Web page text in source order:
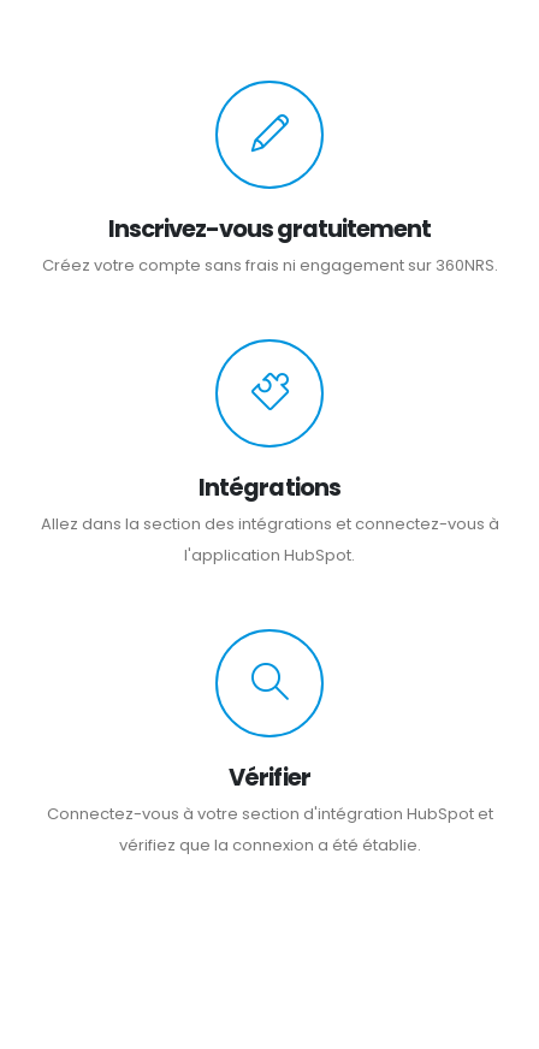
Inscrivez-vous gratuitement
Créez votre compte sans frais ni engagement sur 360NRS.
Intégrations
Allez dans la section des intégrations et connectez-vous à
l'application HubSpot.
Vérifier
Connectez-vous à votre section d'intégration HubSpot et
vérifiez que la connexion a été établie.